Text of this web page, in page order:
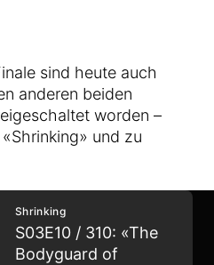
sind heute auch
anderen beiden
worden –
und zu
Shrinking
S03E10 / 310: «The
Bodyguard of